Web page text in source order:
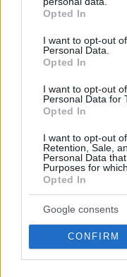
grant or deny consent
use your data for
consent section.
Opted In
I want to opt-out
Personal Data.
Opted In
I want to opt-out
Personal Data for
Opted In
I want to opt-out
Retention, Sale,
Personal Data
Purposes for
Opted In
Google consents
CONFIRM
ΤΑ ΠΙΟ